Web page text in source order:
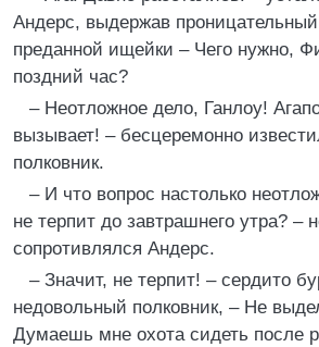
Андерс, выдержав проницательный
преданной ищейки – Чего нужно,
поздний час?
– Неотложное дело, Ганлоу!
вызывает! – бесцеремонно
полковник.
– И что вопрос настолько
не терпит до завтрашнего утра? –
сопротивлялся Андерс.
– Значит, не терпит! – сердито
недовольный полковник, – Не
Думаешь мне охота сидеть после